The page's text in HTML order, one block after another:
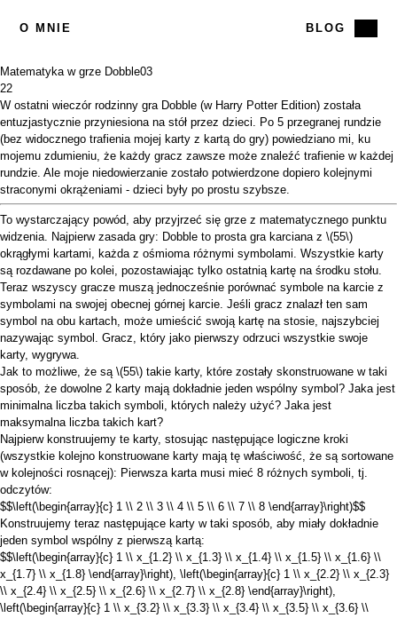
O MNIE BLOG
Matematyka w grze Dobble03
22
W ostatni wieczór rodzinny gra Dobble (w Harry Potter Edition) została
entuzjastycznie przyniesiona na stół przez dzieci. Po 5 przegranej rundzie
(bez widocznego trafienia mojej karty z kartą do gry) powiedziano mi, ku
mojemu zdumieniu, że każdy gracz zawsze może znaleźć trafienie w każdej
rundzie. Ale moje niedowierzanie zostało potwierdzone dopiero kolejnymi
straconymi okrążeniami - dzieci były po prostu szybsze.
To wystarczający powód, aby przyjrzeć się grze z matematycznego punktu
widzenia. Najpierw zasada gry: Dobble to prosta gra karciana z \(55\)
okrągłymi kartami, każda z ośmioma różnymi symbolami. Wszystkie karty
są rozdawane po kolei, pozostawiając tylko ostatnią kartę na środku stołu.
Teraz wszyscy gracze muszą jednocześnie porównać symbole na karcie z
symbolami na swojej obecnej górnej karcie. Jeśli gracz znalazł ten sam
symbol na obu kartach, może umieścić swoją kartę na stosie, najszybciej
nazywając symbol. Gracz, który jako pierwszy odrzuci wszystkie swoje
karty, wygrywa.
Jak to możliwe, że są \(55\) takie karty, które zostały skonstruowane w taki
sposób, że dowolne 2 karty mają dokładnie jeden wspólny symbol? Jaka jest
minimalna liczba takich symboli, których należy użyć? Jaka jest
maksymalna liczba takich kart?
Najpierw konstruujemy te karty, stosując następujące logiczne kroki
(wszystkie kolejno konstruowane karty mają tę właściwość, że są sortowane
w kolejności rosnącej): Pierwsza karta musi mieć 8 różnych symboli, tj.
odczytów:
$$\left(\begin{array}{c} 1 \\ 2 \\ 3 \\ 4 \\ 5 \\ 6 \\ 7 \\ 8 \end{array}\right)$$
Konstruujemy teraz następujące karty w taki sposób, aby miały dokładnie
jeden symbol wspólny z pierwszą kartą:
$$\left(\begin{array}{c} 1 \\ x_{1.2} \\ x_{1.3} \\ x_{1.4} \\ x_{1.5} \\ x_{1.6} \\
x_{1.7} \\ x_{1.8} \end{array}\right), \left(\begin{array}{c} 1 \\ x_{2.2} \\ x_{2.3}
\\ x_{2.4} \\ x_{2.5} \\ x_{2.6} \\ x_{2.7} \\ x_{2.8} \end{array}\right),
\left(\begin{array}{c} 1 \\ x_{3.2} \\ x_{3.3} \\ x_{3.4} \\ x_{3.5} \\ x_{3.6} \\